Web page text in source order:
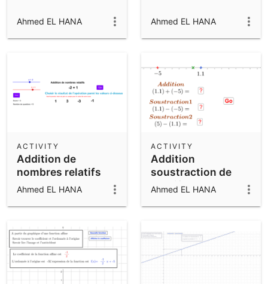
Ahmed EL HANA Ahmed EL HANA
Addition de
nombres relatifs
ACTIVITY
Ahmed EL HANA
Addition
soustraction de
relatifs
ACTIVITY
Ahmed EL HANA